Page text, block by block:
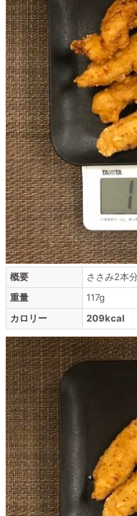
概要
ささみ2本
重量
117g
カロリー
209kcal